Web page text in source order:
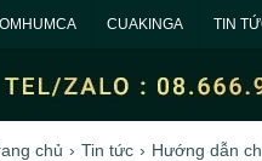
CUAKINGA TIN
chủ Tin tức Hướng dẫn